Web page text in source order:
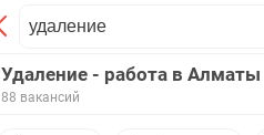
Удаление - работа в Алматы
88 вакансий